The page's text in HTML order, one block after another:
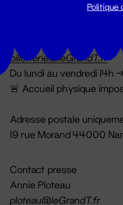
billetterie@leGrandT.fr
Du lundi au vendredi 14h
🚨 Accueil physique
Adresse postale
19 rue Morand 44000
Contact presse
Annie Ploteau
ploteau@leGrandT.fr
Politique